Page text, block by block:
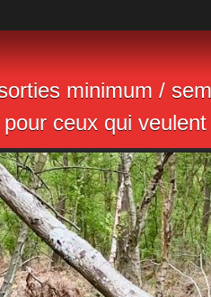
minimum /
ceux qui